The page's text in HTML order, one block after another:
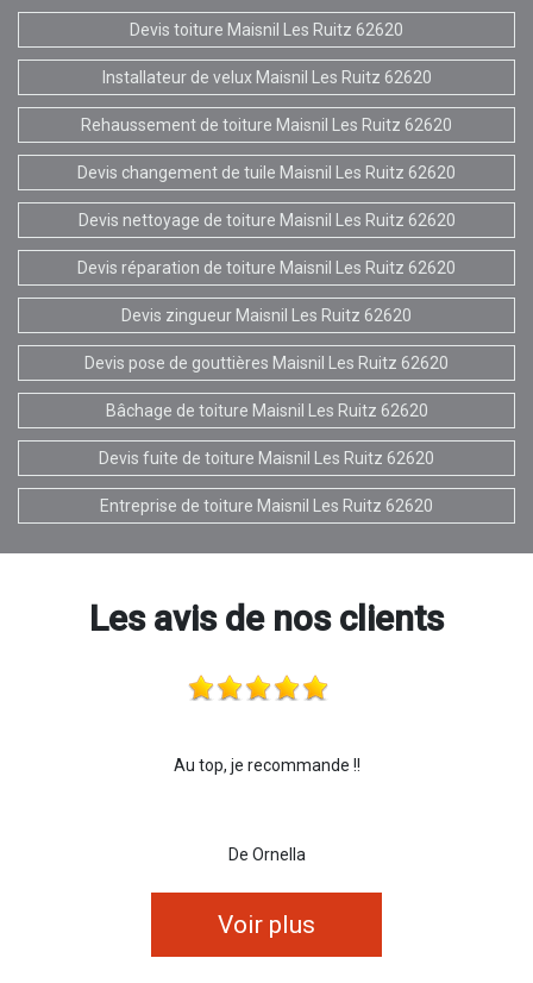
Devis toiture Maisnil Les Ruitz 62620
Installateur de velux Maisnil Les Ruitz 62620
Rehaussement de toiture Maisnil Les Ruitz 62620
Devis changement de tuile Maisnil Les Ruitz 62620
Devis nettoyage de toiture Maisnil Les Ruitz 62620
Devis réparation de toiture Maisnil Les Ruitz 62620
Devis zingueur Maisnil Les Ruitz 62620
Devis pose de gouttières Maisnil Les Ruitz 62620
Bâchage de toiture Maisnil Les Ruitz 62620
Devis fuite de toiture Maisnil Les Ruitz 62620
Entreprise de toiture Maisnil Les Ruitz 62620
Les avis de nos clients
Au top, je recommande !!
De Ornella
Voir plus